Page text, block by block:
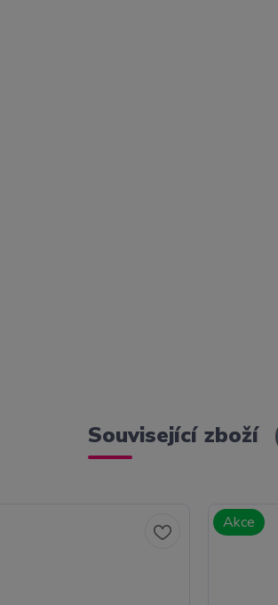
Související zboží
Akce